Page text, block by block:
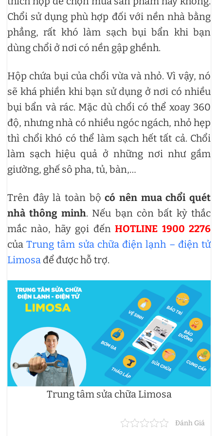
Chổi sử dụng phù hợp đối với nền nhà bằng
phẳng, rất khó làm sạch bụi bẩn khi bạn
dùng chổi ở nơi có nền gập ghềnh.
Hộp chứa bụi của chổi vừa và nhỏ. Vì vậy, nó
sẽ khá phiền khi bạn sử dụng ở nơi có nhiều
bụi bẩn và rác. Mặc dù chổi có thể xoay 360
độ, nhưng nhà có nhiều ngóc ngách, nhỏ hẹp
thì chổi khó có thể làm sạch hết tất cả. Chổi
làm sạch hiệu quả ở những nơi như gầm
giường, ghế sô pha, tủ, bàn,…
Trên đây là toàn bộcó nên mua chổi quét
nhà thông minh. Nếu bạn còn bất kỳ thắc
mắc nào, hãy gọi đếnHOTLINE 1900 2276
củaTrung tâm sửa chữa điện lạnh – điện tử
Limosa để được hỗ trợ.
Trung tâm sửa chữa Limosa
Đánh Giá